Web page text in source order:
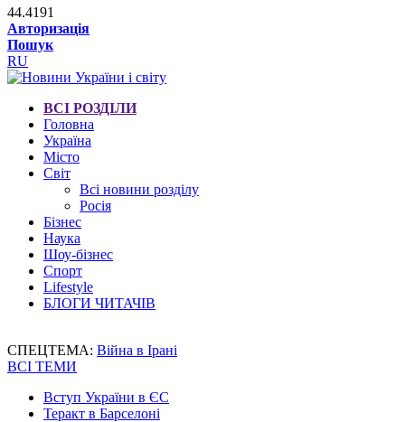
44.4191
Авторизація
Пошук
RU
ВСІ РОЗДІЛИ
Головна
Україна
Місто
Світ
Всі новини розділу
Росія
Бізнес
Наука
Шоу-бізнес
Спорт
Lifestyle
БЛОГИ ЧИТАЧІВ
СПЕЦТЕМА: Війна в Ірані
ВСІ ТЕМИ
Вступ України в ЄС
Теракт в Барселоні